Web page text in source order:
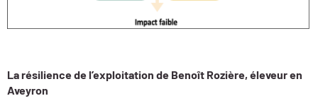
La résilience de l’exploitation de Benoît Rozière, éleveur en
Aveyron